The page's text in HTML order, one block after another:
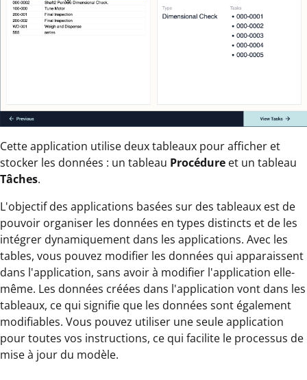
Cette application utilise deux tableaux pour afficher et
stocker les données : un tableau Procédure et un tableau
Tâches.
L'objectif des applications basées sur des tableaux est de
pouvoir organiser les données en types distincts et de les
intégrer dynamiquement dans les applications. Avec les
tables, vous pouvez modifier les données qui apparaissent
dans l'application, sans avoir à modifier l'application elle-
même. Les données créées dans l'application vont dans les
tableaux, ce qui signifie que les données sont également
modifiables. Vous pouvez utiliser une seule application
pour toutes vos instructions, ce qui facilite le processus de
mise à jour du modèle.